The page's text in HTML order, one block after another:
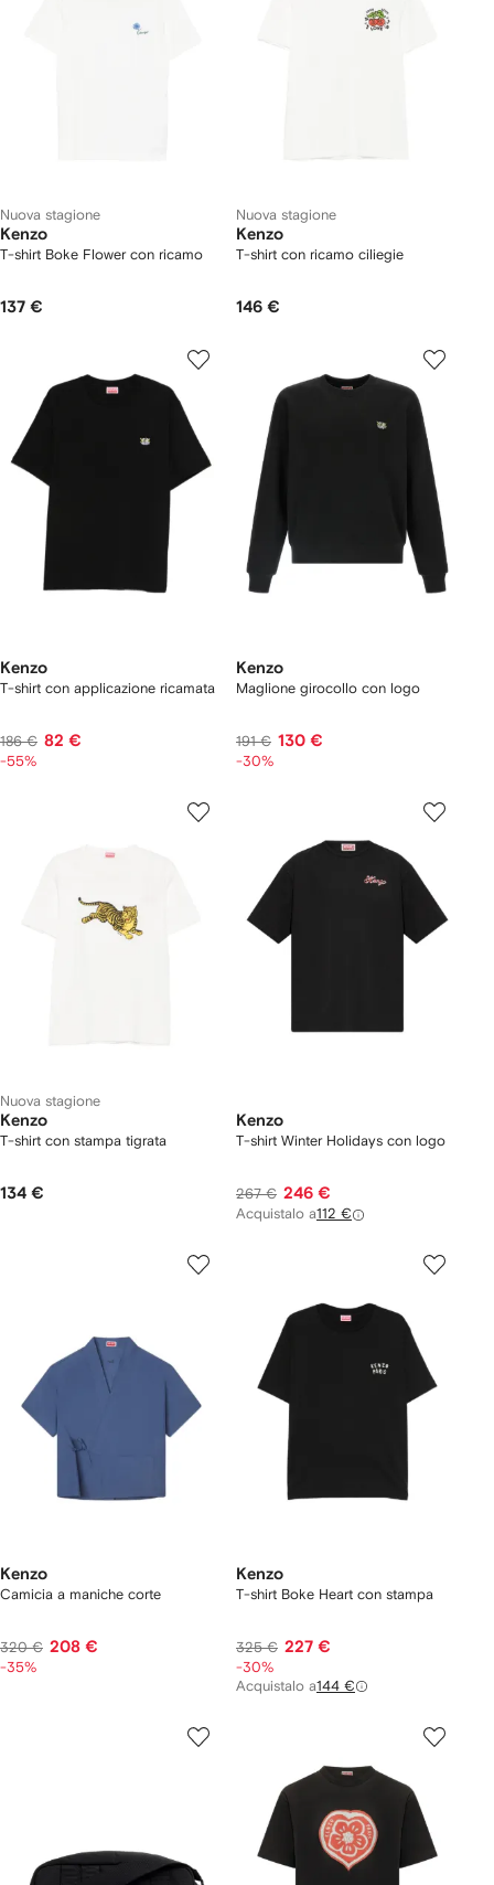
Nuova stagione
Kenzo
T-shirt Boke Flower con ricamo
137 €
Nuova stagione
Kenzo
T-shirt con ricamo ciliegie
146 €
Kenzo
T-shirt con applicazione ricamata
186 € 82 €
-55%
Kenzo
Maglione girocollo con logo
191 € 130 €
-30%
Nuova stagione
Kenzo
T-shirt con stampa tigrata
134 €
Kenzo
T-shirt Winter Holidays con logo
267 € 246 €
Acquistalo a112 €
Kenzo
Camicia a maniche corte
320 € 208 €
-35%
Kenzo
T-shirt Boke Heart con stampa
325 € 227 €
-30%
Acquistalo a144 €